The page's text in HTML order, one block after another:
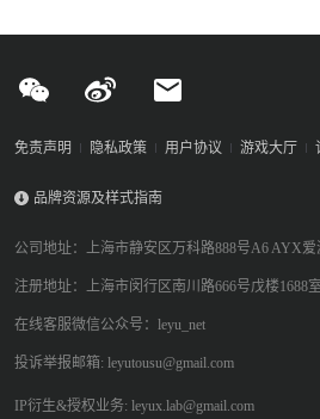
免责声明 隐私政策 用户协议 游戏大厅
品牌资源及样式指南
公司地址：上海市静安区万科路888号A6 AYX
注册地址：上海市闵行区南川路666号戊楼1688室
在线客服微信公众号：leyu_net
投诉举报邮箱: leyutousu@gmail.com
IP衍生&授权业务: leyux.lab@gmail.com